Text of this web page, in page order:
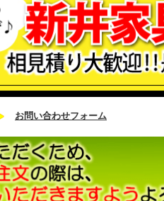
お問い合わせフォーム